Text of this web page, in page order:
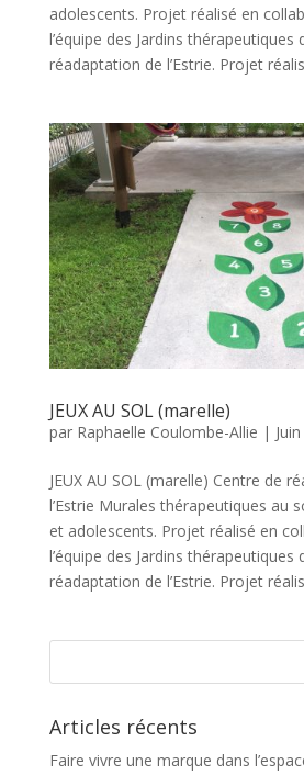
adolescents. Projet réalisé en
l’équipe des Jardins thérapeutiques
réadaptation de l’Estrie. Projet
JEUX AU SOL (marelle)
par Raphaelle Coulombe-Allie |
JEUX AU SOL (marelle) Centre de
l’Estrie Murales thérapeutiques au
et adolescents. Projet réalisé en
l’équipe des Jardins thérapeutiques
réadaptation de l’Estrie. Projet
Articles récents
Faire vivre une marque dans